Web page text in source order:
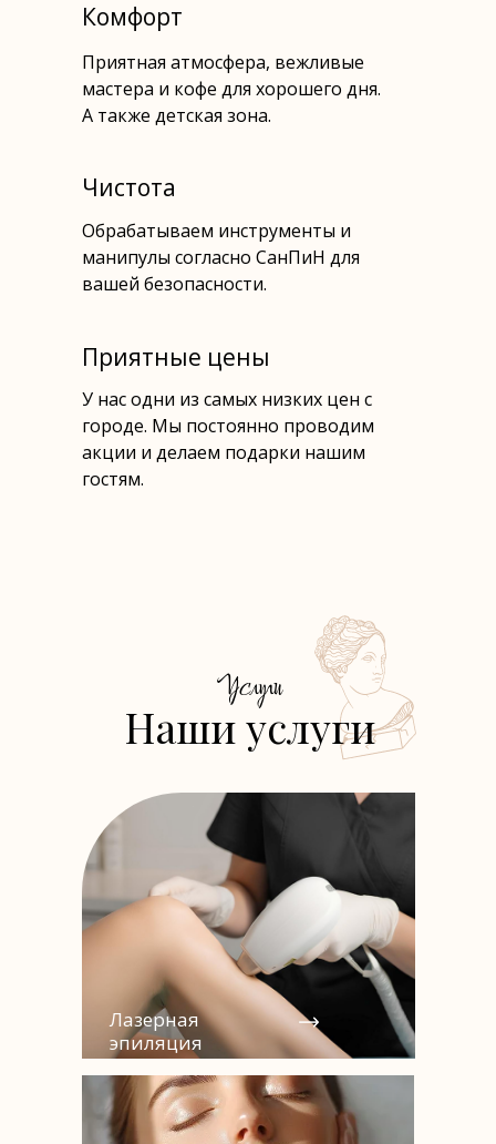
Приятные цены
У нас одни из самых низких цен с
городе. Мы постоянно проводим
акции и делаем подарки нашим
гостям.
Чистота
Обрабатываем инструменты и
манипулы согласно СанПиН для
вашей безопасности.
Приятная атмосфера, вежливые
мастера и кофе для хорошего дня.
А также детская зона.
Комфорт
Наши услуги
Услуги
Лазерная
эпиляция